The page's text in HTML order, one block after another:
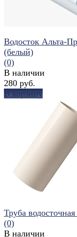
сравнить
Водосток Альта-
(белый)
(0)
В наличии
280 руб.
В корзину
Труба
(0)
В наличии